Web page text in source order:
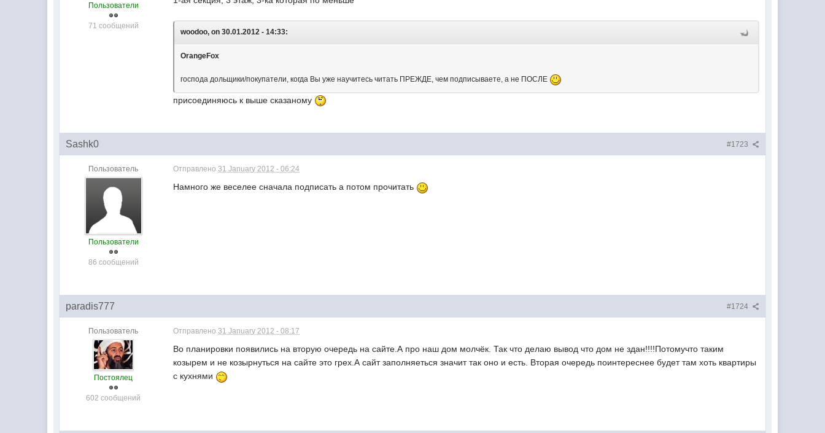
Пользователи
71 сообщений
woodoo, on 30.01.2012 - 14:33:
OrangeFox
господа дольщики/покупатели, когда Вы уже научитесь читать ПРЕЖДЕ, чем подписываете, а не ПОСЛЕ
присоединяюсь к выше сказаному
#1723
Sashk0
Пользователь
Пользователи
86 сообщений
Отправлено31 January 2012 - 06:24
Намного же веселее сначала подписать а потом прочитать
#1724
paradis777
Пользователь
Постоялец
602 сообщений
Отправлено31 January 2012 - 08:17
Во планировки появились на вторую очередь на сайте.А про наш дом молчёк. Так что делаю вывод что дом не здан!!!!Потомучто таким
козырем и не козырнуться на сайте это грех.А сайт заполняеться значит так оно и есть. Вторая очередь поинтереснее будет там хоть квартиры
с кухнями